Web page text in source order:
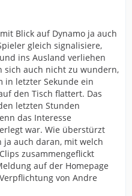
Blick auf Dynamo ja auch
gleich signalisiere,
ins Ausland verliehen
sich auch nicht zu wundern,
in letzter Sekunde ein
den Tisch flattert. Das
letzten Stunden
das Interesse
war. Wie überstürzt
ja auch daran, mit welch
zusammengeflickt
auf der Homepage
von Andre